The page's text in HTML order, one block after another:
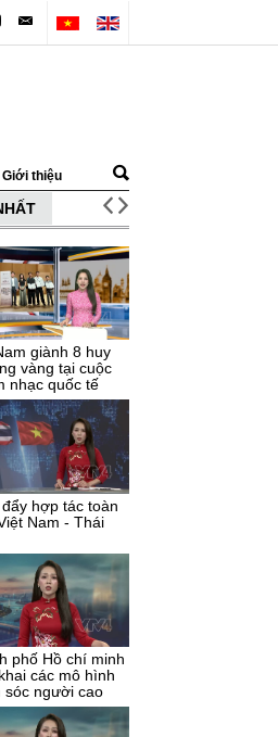
Giới thiệu
giành 8 huy
vàng tại cuộc
nhạc quốc tế
hợp tác toàn
Nam - Thái
phố Hồ chí minh
các mô hình
sóc người cao